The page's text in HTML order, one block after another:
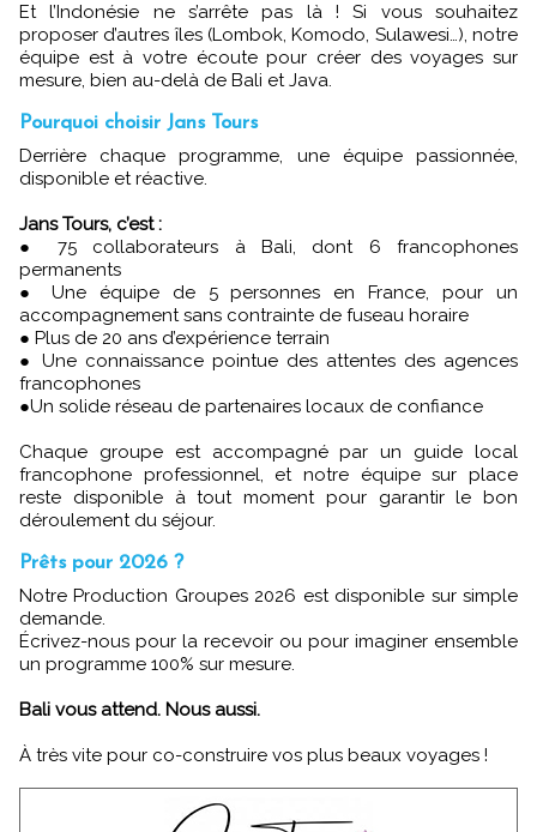
Et l’Indonésie ne s’arrête pas là ! Si vous souhaitez
proposer d’autres îles (Lombok, Komodo, Sulawesi…), notre
équipe est à votre écoute pour créer des voyages sur
mesure, bien au-delà de Bali et Java.
Pourquoi choisir Jans Tours
Derrière chaque programme, une équipe passionnée,
disponible et réactive.
Jans Tours, c’est :
● 75 collaborateurs à Bali, dont 6 francophones
permanents
● Une équipe de 5 personnes en France, pour un
accompagnement sans contrainte de fuseau horaire
● Plus de 20 ans d’expérience terrain
● Une connaissance pointue des attentes des agences
francophones
●Un solide réseau de partenaires locaux de confiance
Chaque groupe est accompagné par un guide local
francophone professionnel, et notre équipe sur place
reste disponible à tout moment pour garantir le bon
déroulement du séjour.
Prêts pour 2026 ?
Notre Production Groupes 2026 est disponible sur simple
demande.
Écrivez-nous pour la recevoir ou pour imaginer ensemble
un programme 100% sur mesure.
Bali vous attend. Nous aussi.
À très vite pour co-construire vos plus beaux voyages !